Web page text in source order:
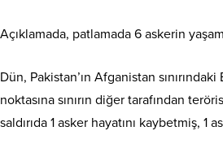
Açıklamada, patlamada 6 askerin
Dün, Pakistan’ın Afganistan
noktasına sınırın diğer tarafından
saldırıda 1 asker hayatını kaybetmiş, 1